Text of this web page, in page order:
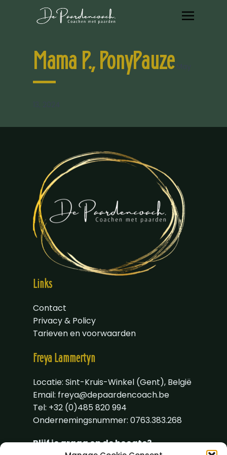
Mama P., PonyPauze
Links
Contact
Privacy & Policy
Tarieven en voorwaarden
Freya Lammertyn
Locatie: Sint-Kruis-Winkel (Gent), België
Email: freya@depaardencoach.be
Tel: +32 (0)485 820 994
Ondernemingsnummer: 0763.383.268
Blijf je graag op de hoogte?